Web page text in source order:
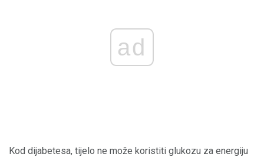
ad
Kod dijabetesa, tijelo ne može koristiti glukozu za energiju